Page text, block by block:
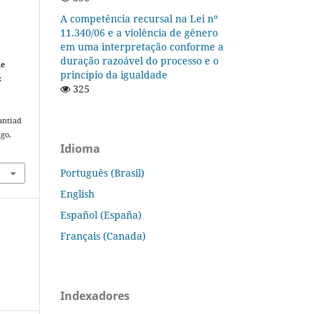
A competência recursal na Lei nº
11.340/06 e a violência de gênero
em uma interpretação conforme a
duração razoável do processo e o
princípio da igualdade
325
Idioma
Português (Brasil)
English
Español (España)
Français (Canada)
Indexadores